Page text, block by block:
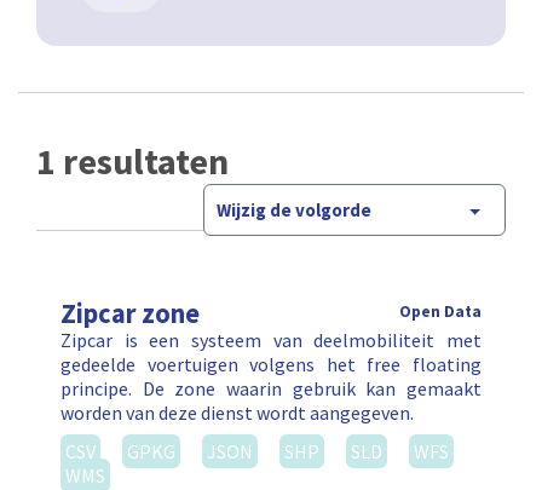
1 resultaten
Wijzig de volgorde
Zipcar zone Open Data
Zipcar is een systeem van deelmobiliteit met
gedeelde voertuigen volgens het free floating
principe. De zone waarin gebruik kan gemaakt
worden van deze dienst wordt aangegeven.
CSV
GPKG JSON SHP SLD
WFS
WMS